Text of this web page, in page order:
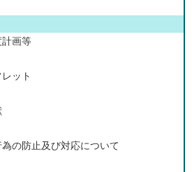
画等
ット
の防止及び対応について